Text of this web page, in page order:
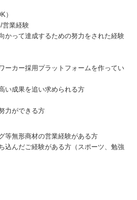
）
営業経験
かって達成するための努力をされた経験
ーカー採用プラットフォームを作ってい
い成果を追い求められる方
力ができる方
等無形商材の営業経験がある方
込んだご経験がある方（スポーツ、勉強